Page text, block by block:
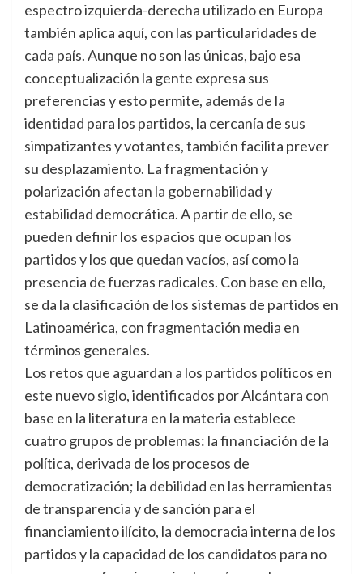
espectro izquierda-derecha utilizado en Europa
también aplica aquí, con las particularidades de
cada país. Aunque no son las únicas, bajo esa
conceptualización la gente expresa sus
preferencias y esto permite, además de la
identidad para los partidos, la cercanía de sus
simpatizantes y votantes, también facilita prever
su desplazamiento. La fragmentación y
polarización afectan la gobernabilidad y
estabilidad democrática. A partir de ello, se
pueden definir los espacios que ocupan los
partidos y los que quedan vacíos, así como la
presencia de fuerzas radicales. Con base en ello,
se da la clasificación de los sistemas de partidos en
Latinoamérica, con fragmentación media en
términos generales.
Los retos que aguardan a los partidos políticos en
este nuevo siglo, identificados por Alcántara con
base en la literatura en la materia establece
cuatro grupos de problemas: la financiación de la
política, derivada de los procesos de
democratización; la debilidad en las herramientas
de transparencia y de sanción para el
financiamiento ilícito, la democracia interna de los
partidos y la capacidad de los candidatos para no